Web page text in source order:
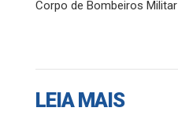
Corpo de Bombeiros Militar
LEIA MAIS